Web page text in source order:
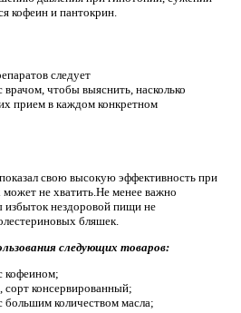
кофеин и пантокрин.
следует
врачом, чтобы выяснить, насколько
прием в каждом конкретном
свою высокую эффективность при
не хватить.Не менее важно
избыток нездоровой пищи не
бляшек.
следующих товаров:
кофеином;
консервированный;
большим количеством масла;